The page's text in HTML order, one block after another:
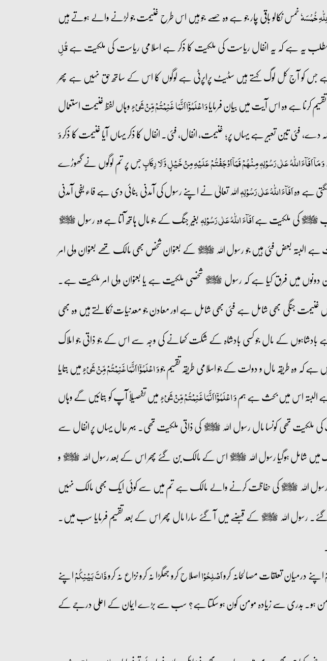
خُمُسَہٗخمس نکالو باقی چار جو ہے وہ حصے جو ہیں اس طرح غنیمت جو لڑنے والے ہوتے ہیں
مطلب یہ ہے کہ یہ انفال ریاست کی ملکیت کا ذکر ہے اسلامی ریاست کی ملکیت ہےقُلِ
جس کو آج کل لوگ کہتے ہیں سٹیٹ پراپرٹی ہے لوگوں کا اس کے ساتھ حق نہیں ہے پھر
کرنا ہے وہ اس آیت میں بیان فرمایاوَ اعۡلَمُوۡۤا اَنَّمَا غَنِمۡتُمۡ مِّنۡ شَیۡءٍوہاں لفظ غنیمت استعمال
فئی تین تعبیر ہے یہاں پر؛ غنیمت، انفال، فئی۔ انفال کا ذکر یہاں آیا غنیمت کا ذکروَ
وَ مَاۤ اَفَآءَ اللّٰہُ عَلٰی رَسُوۡلِہٖ مِنۡہُمۡ فَمَاۤ اَوۡجَفۡتُمۡ عَلَیۡہِ مِنۡ خَیۡلٍ وَّ لَا رِکَابٍجس پر تم لوگوں نے گھوڑے
ہے وہاَفَآءَ اللّٰہُ عَلٰی رَسُوۡلِہٖاللہ تعالیٰ نے اپنے رسول کی آمدنی بنائی دی ہے فاء یفی آمدنی
صلى‌الله‌عليه‌وآله‌وسلمکی ملکیت ہےاَفَآءَ اللّٰہُ عَلٰی رَسُوۡلِہٖبغیر جنگ کے جو مال ہاتھ آتا ہے وہ رسول صلى‌الله‌عليه‌وآله‌وسلم
البتہ بعض فئی ہیں جو رسول اللہ صلى‌الله‌عليه‌وآله‌وسلم کے بعنوان شخص بھی مالک تھے بعنوان ولی امر
میں فرق کیا ہے کہ رسول صلى‌الله‌عليه‌وآله‌وسلم شخصی ملکیت ہے یا بعنوان ولی امر ملکیت ہے۔
جنگی بھی شامل ہے فئی بھی شامل ہے اور معادن جو معدنیات نکالتے ہیں وہ بھی
بادشاہوں کے مال جو کسی بادشاہ کے شکت کھانے کی وجہ سے اس کے جو ذاتی جو املاک
کہ وہ طریقہ مال و دولت کے جو اسلامی طریقہ تقسیم جووَ اعۡلَمُوۡۤا اَنَّمَا غَنِمۡتُمۡ مِّنۡ شَیۡءٍمیں بتایا
البتہ اس میں بحث ہے ہموَ اعۡلَمُوۡۤا اَنَّمَا غَنِمۡتُمۡ مِّنۡ شَیۡءٍمیں تفصیلاً آپ کو بتائیں گے وہاں
ملکیت تھی کونسا مال رسول اللہ صلى‌الله‌عليه‌وآله‌وسلمکی ذاتی ملکیت تھی۔ بہر حال یہاں پر انفال سے
شامل ہوگیا رسول اللہ صلى‌الله‌عليه‌وآله‌وسلم اس کے مالک بن گئے پھر اس کے بعد رسول اللہ صلى‌الله‌عليه‌وآله‌وسلم و
اللہ صلى‌الله‌عليه‌وآله‌وسلمکی حفاظت کرنے والے مالک ہے تم میں سے کوئی ایک بھی مالک نہیں
رسول اللہ صلى‌الله‌عليه‌وآله‌وسلم کے قبضے میں آ گئے سارا مال پھر اس کے بعد تقسیم فرمایا سب میں۔
اپنے درمیان تعلقات مصالحانہ کرواَصۡلِحُوۡااصلاح کرو جھگڑا نہ کرو نزاع نہ کروذَاتَ بَیۡنِکُمۡاپنے
ہو۔ بدری سے زیادہ مومن کون ہو سکتا ہے؟ سب سے بڑے ایمان کے اعلی درجے کے